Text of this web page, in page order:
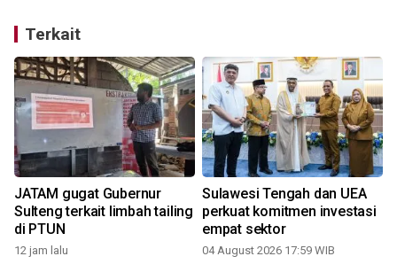
Terkait
JATAM gugat Gubernur
Sulteng terkait limbah tailing
di PTUN
12 jam lalu
Sulawesi Tengah dan UEA
perkuat komitmen investasi
empat sektor
04 August 2026 17:59 WIB